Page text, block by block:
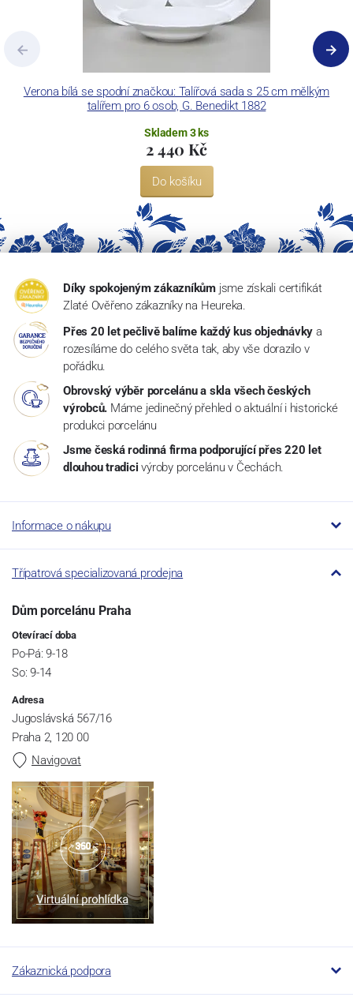
Verona bílá se spodní značkou: Talířová sada s 25 cm mělkým
talířem pro 6 osob, G. Benedikt 1882
Skladem 3 ks
2 440 Kč
Do košíku
Díky spokojeným zákazníkům jsme získali certifikát
Zlaté Ověřeno zákazníky na Heureka.
Přes 20 let pečlivě balíme každý kus objednávky a
rozesíláme do celého světa tak, aby vše dorazilo v
pořádku.
Obrovský výběr porcelánu a skla všech českých
výrobců. Máme jedinečný přehled o aktuální i historické
produkci porcelánu
Jsme česká rodinná firma podporující přes 220 let
dlouhou tradici výroby porcelánu v Čechách.
Informace o nákupu
Třípatrová specializovaná prodejna
Dům porcelánu Praha
Otevírací doba
Po-Pá: 9-18
So: 9-14
Adresa
Jugoslávská 567/16
Praha 2, 120 00
Navigovat
Zákaznická podpora